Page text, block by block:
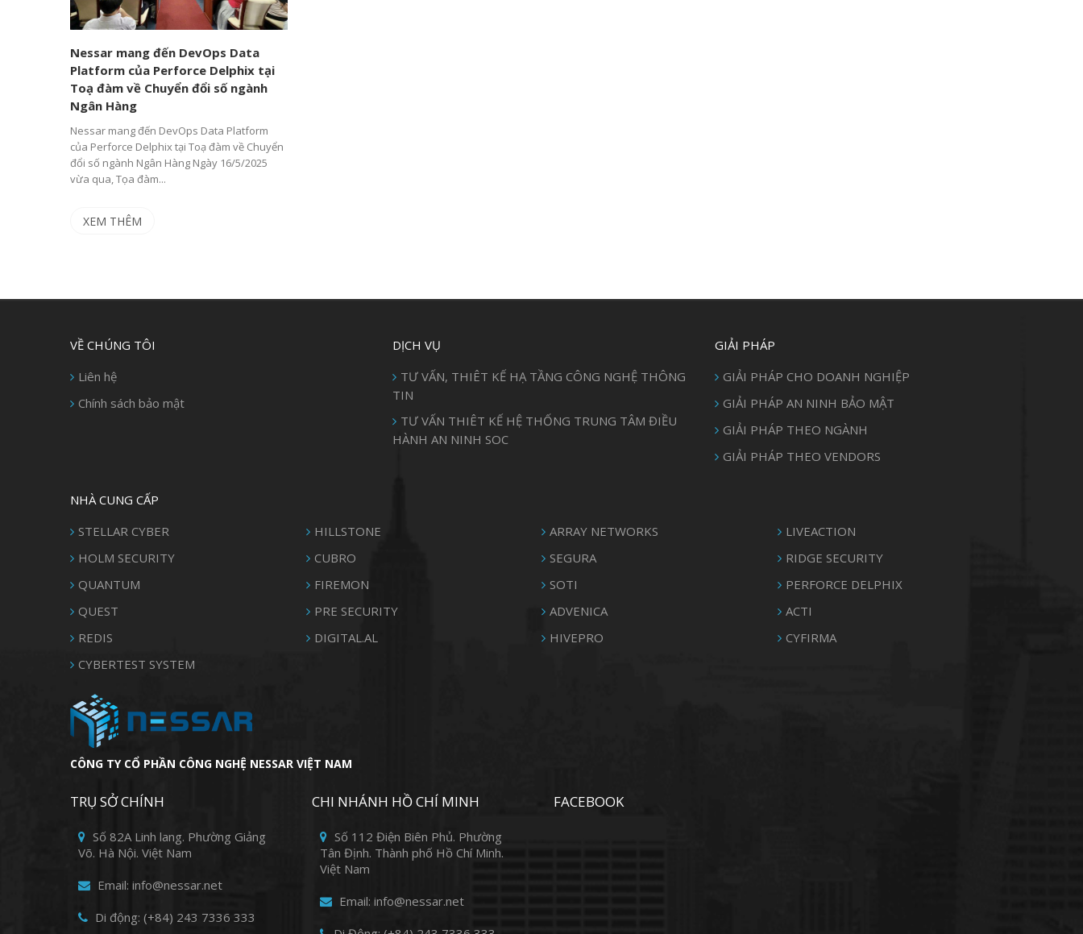
Nessar mang đến DevOps Data
Platform của Perforce Delphix tại
Toạ đàm về Chuyển đổi số ngành
Ngân Hàng
Nessar mang đến DevOps Data Platform
của Perforce Delphix tại Toạ đàm về Chuyển
đổi số ngành Ngân Hàng Ngày 16/5/2025
vừa qua, Tọa đàm...
XEM THÊM
VỀ CHÚNG TÔI
Liên hệ
Chính sách bảo mật
DỊCH VỤ
TƯ VẤN, THIÊT KẾ HẠ TẦNG CÔNG NGHỆ THÔNG
TIN
TƯ VẤN THIÊT KẾ HỆ THỐNG TRUNG TÂM ĐIỀU
HÀNH AN NINH SOC
GIẢI PHÁP
GIẢI PHÁP CHO DOANH NGHIỆP
GIẢI PHÁP AN NINH BẢO MẬT
GIẢI PHÁP THEO NGÀNH
GIẢI PHÁP THEO VENDORS
NHÀ CUNG CẤP
STELLAR CYBER
HILLSTONE ARRAY NETWORKS
LIVEACTION
HOLM SECURITY
CUBRO SEGURA
RIDGE SECURITY
QUANTUM
FIREMON SOTI
PERFORCE DELPHIX
QUEST
PRE SECURITY ADVENICA
ACTI
REDIS
DIGITAL.AL HIVEPRO
CYFIRMA
CYBERTEST SYSTEM
CÔNG TY CỔ PHẦN CÔNG NGHỆ NESSAR VIỆT NAM
TRỤ SỞ CHÍNH
Số 82A Linh lang. Phường Giảng
Võ. Hà Nội. Việt Nam
Email: info@nessar.net
Di động: (+84) 243 7336 333
CHI NHÁNH HỒ CHÍ MINH
Số 112 Điện Biên Phủ. Phường
Tân Định. Thành phố Hồ Chí Minh.
Việt Nam
Email: info@nessar.net
FACEBOOK